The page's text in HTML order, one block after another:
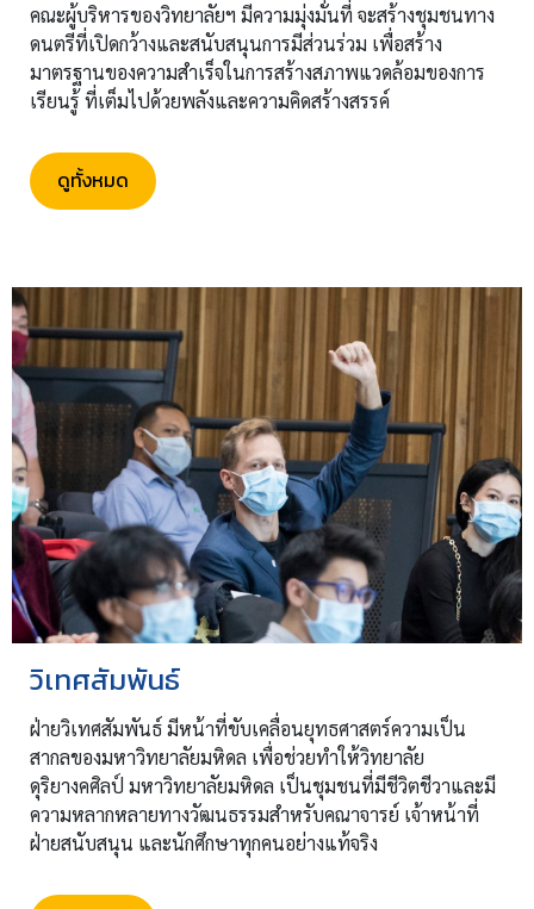
คณะผู้บริหารของวิทยาลัยฯ มีความมุ่งมั่นที่ จะสร้างชุมชนทาง
ดนตรีที่เปิดกว้างและสนับสนุนการมีส่วนร่วม เพื่อสร้าง
มาตรฐานของความสำเร็จในการสร้างสภาพแวดล้อมของการ
เรียนรู้ ที่เต็มไปด้วยพลังและความคิดสร้างสรรค์
ดูทั้งหมด
วิเทศสัมพันธ์
ฝ่ายวิเทศสัมพันธ์ มีหน้าที่ขับเคลื่อนยุทธศาสตร์ความเป็น
สากลของมหาวิทยาลัยมหิดล เพื่อช่วยทำให้วิทยาลัย
ดุริยางคศิลป์ มหาวิทยาลัยมหิดล เป็นชุมชนที่มีชีวิตชีวาและมี
ความหลากหลายทางวัฒนธรรมสำหรับคณาจารย์ เจ้าหน้าที่
ฝ่ายสนับสนุน และนักศึกษาทุกคนอย่างแท้จริง